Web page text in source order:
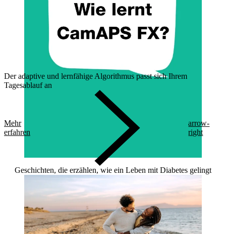
Der adaptive und lernfähige Algorithmus passt sich Ihrem
Tagesablauf an
Mehr
erfahren
arrow-
right
Geschichten, die erzählen, wie ein Leben mit Diabetes gelingt